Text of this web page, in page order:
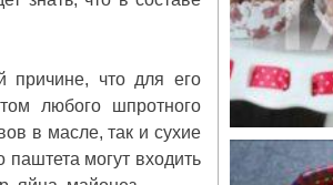
причине, что для его
любого шпротного
в масле, так и сухие
могут входить